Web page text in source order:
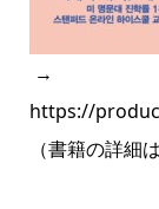
→
https://
（書籍の詳細